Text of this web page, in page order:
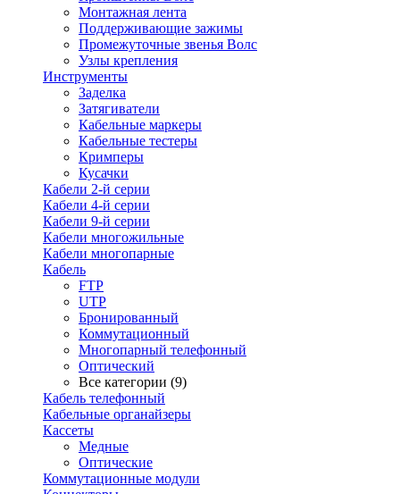
Монтажная лента
Поддерживающие зажимы
Промежуточные звенья Волс
Узлы крепления
Инструменты
Заделка
Затягиватели
Кабельные маркеры
Кабельные тестеры
Кримперы
Кусачки
Кабели 2-й серии
Кабели 4-й серии
Кабели 9-й серии
Кабели многожильные
Кабели многопарные
Кабель
FTP
UTP
Бронированный
Коммутационный
Многопарный телефонный
Оптический
Все категории (9)
Кабель телефонный
Кабельные органайзеры
Кассеты
Медные
Оптические
Коммутационные модули